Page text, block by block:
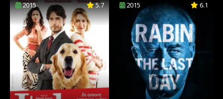
2015 5.7 2015 6.1